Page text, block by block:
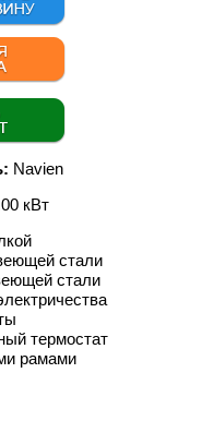
Navien
кВт
стали
стали
термостат
рамами